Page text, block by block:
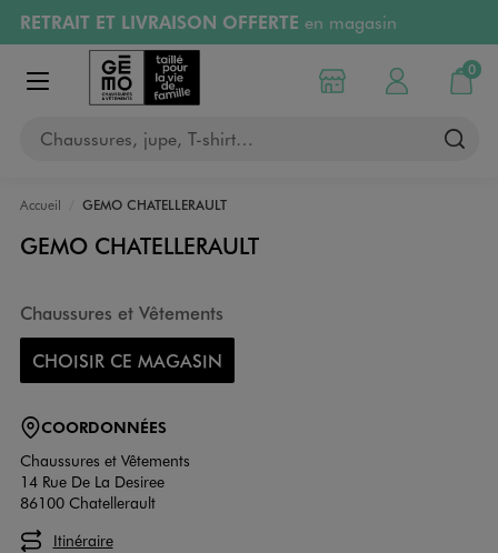
Aller au contenu principal
Aller à la navigation
RETRAIT ET LIVRAISON OFFERTE en magasin
Retours OFFERTSpendant 30 jours
PAYEZ EN 3x SANS FRAIS
RÉSERVATION GRATUITE
Afficher le menu
Chaussures, jupe, T-shirt…
Choisir mon magasin
Mon compte
0
Mon
Accueil GEMO CHATELLERAULT
GEMO CHATELLERAULT
Chaussures et Vêtements
CHOISIR CE MAGASIN
COORDONNÉES
Chaussures et Vêtements
14 Rue De La Desiree
86100 Chatellerault
Itinéraire